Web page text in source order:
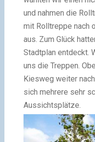
und nahmen die
mit Rolltreppe nach
aus. Zum Glück
Stadtplan entdeckt.
uns die Treppen.
Kiesweg weiter
sich mehrere sehr
Aussichtsplätze.